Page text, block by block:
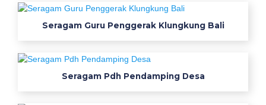
Seragam Guru Penggerak Klungkung Bali
Seragam Pdh Pendamping Desa